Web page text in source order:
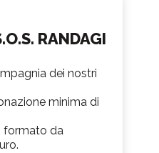
RANDAGI
dei nostri
minima di
formato da